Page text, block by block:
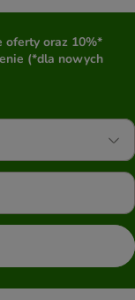
oferty oraz 10%*
(*dla nowych